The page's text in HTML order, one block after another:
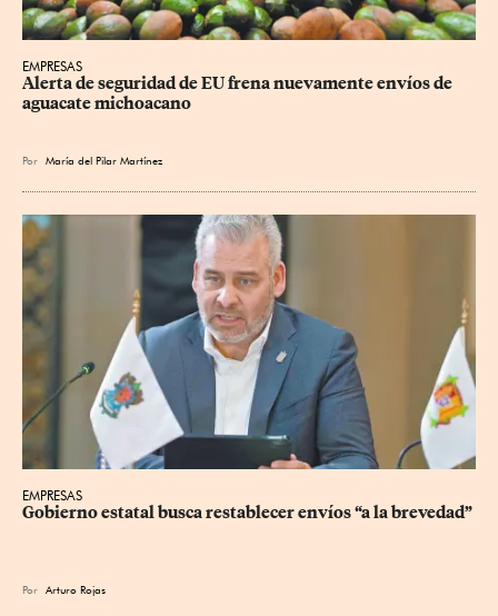
EMPRESAS
Alerta de seguridad de EU frena nuevamente envíos de
aguacate michoacano
Por María del Pilar Martínez
EMPRESAS
Gobierno estatal busca restablecer envíos “a la brevedad”
Por Arturo Rojas